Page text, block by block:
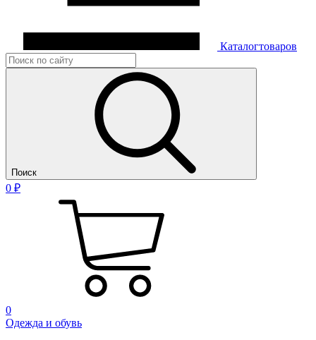
Каталогтоваров
Поиск
0 ₽
0
Одежда и обувь